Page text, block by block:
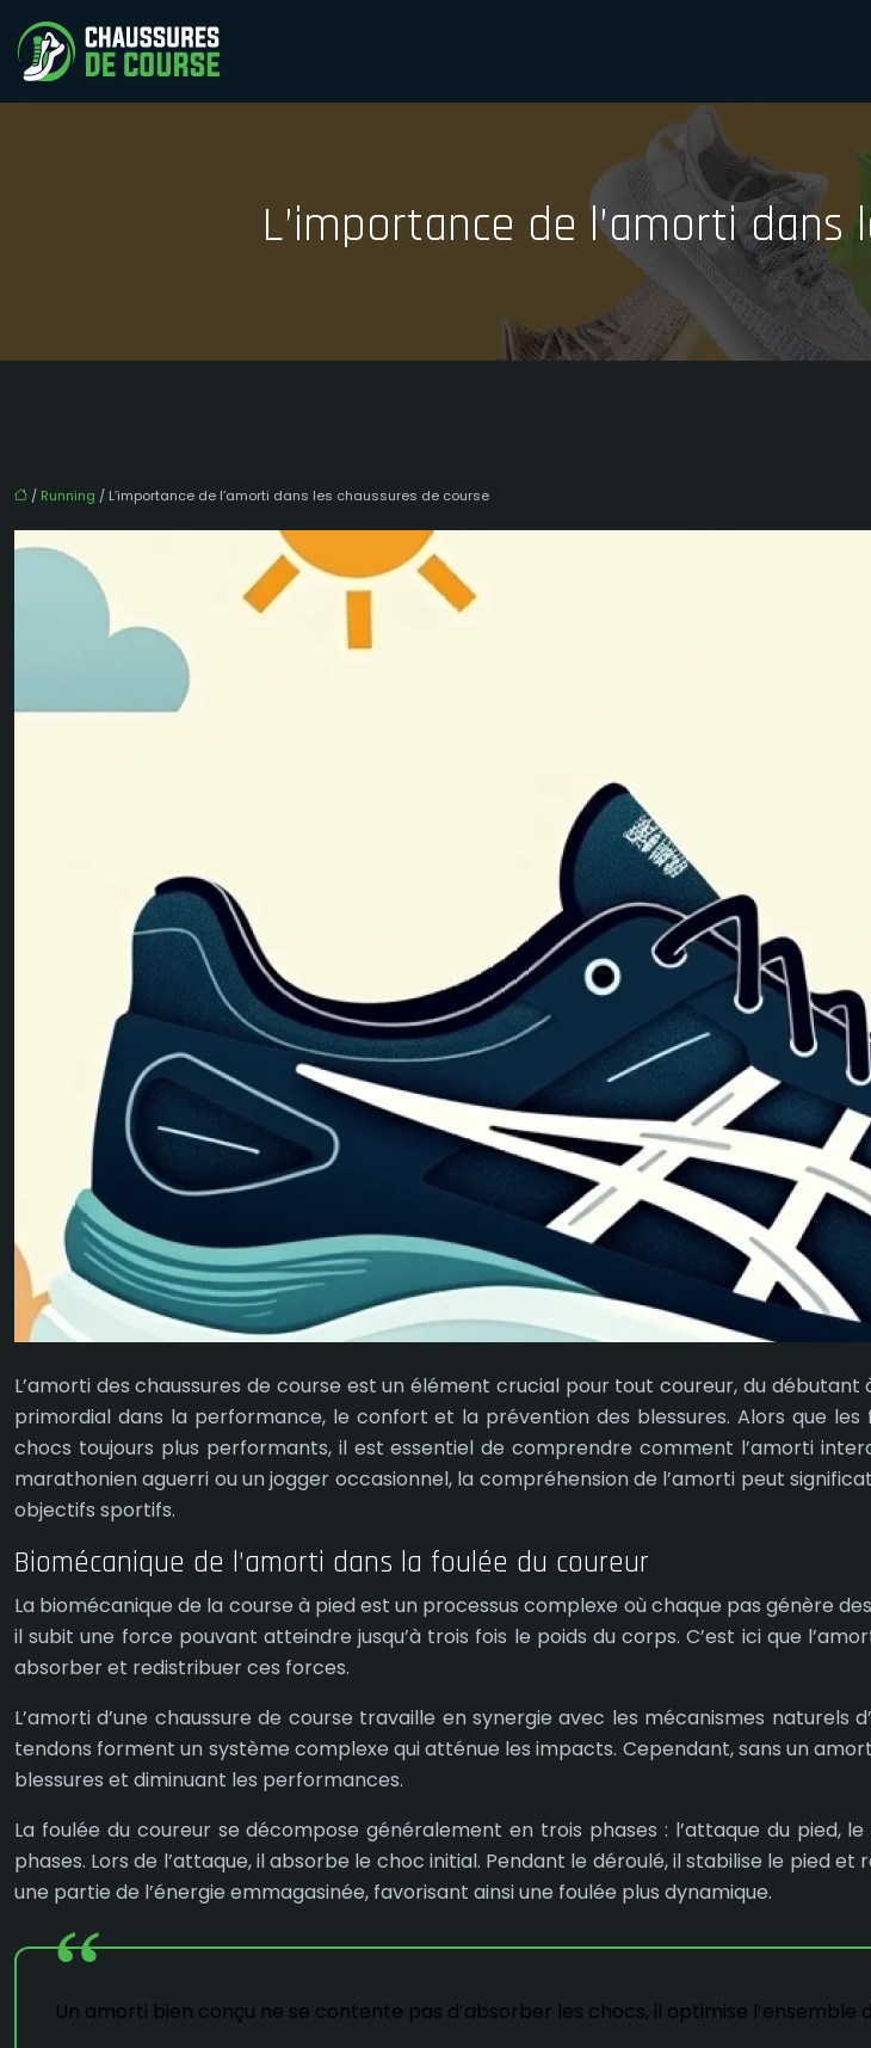
L’importance de l’amorti dans
/ Running / L’importance de l’amorti dans les chaussures de course
L’amorti des chaussures de course est un élément crucial pour tout coureur, du
primordial dans la performance, le confort et la prévention des blessures. Alors que
chocs toujours plus performants, il est essentiel de comprendre comment l’amorti
marathonien aguerri ou un jogger occasionnel, la compréhension de l’amorti peut
objectifs sportifs.
Biomécanique de l’amorti dans la foulée du coureur
La biomécanique de la course à pied est un processus complexe où chaque pas génère
il subit une force pouvant atteindre jusqu’à trois fois le poids du corps. C’est ici que
absorber et redistribuer ces forces.
L’amorti d’une chaussure de course travaille en synergie avec les mécanismes
tendons forment un système complexe qui atténue les impacts. Cependant, sans un
blessures et diminuant les performances.
La foulée du coureur se décompose généralement en trois phases : l’attaque du pied,
phases. Lors de l’attaque, il absorbe le choc initial. Pendant le déroulé, il stabilise le pied
une partie de l’énergie emmagasinée, favorisant ainsi une foulée plus dynamique.
Un amorti bien conçu ne se contente pas d’absorber les chocs, il optimise l’ensemble